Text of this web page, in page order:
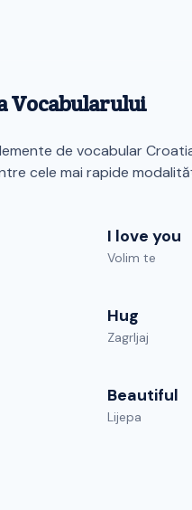
Vocabularului
de vocabular
cele mai rapide
I love you
Volim te
Hug
Zagrljaj
Beautiful
Lijepa